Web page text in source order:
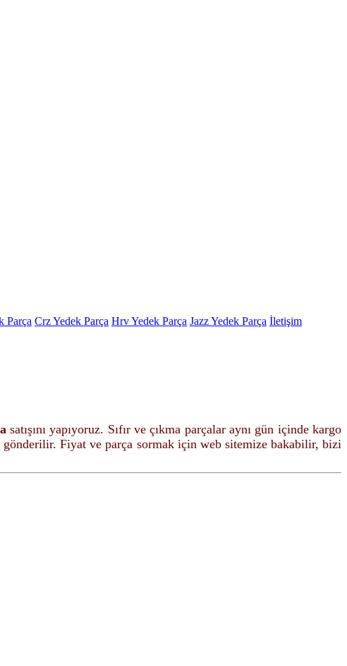
Parça Crz Yedek Parça Hrv Yedek Parça Jazz Yedek Parça İletişim
satışını yapıyoruz. Sıfır ve çıkma parçalaraynı gün içinde kargo
Fiyat ve parça sormak için web sitemize bakabilir, bizi